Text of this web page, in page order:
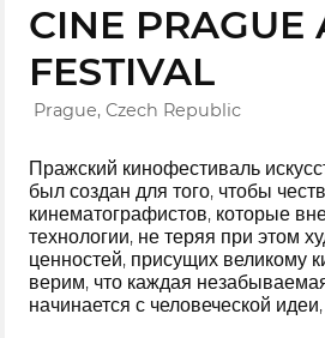
CINE PRAGUE
FESTIVAL
Prague, Czech Republic
Пражский кинофестиваль
был создан для того, чтобы
кинематографистов, которые
технологии, не теряя при этом
ценностей, присущих великому
верим, что каждая
начинается с человеческой